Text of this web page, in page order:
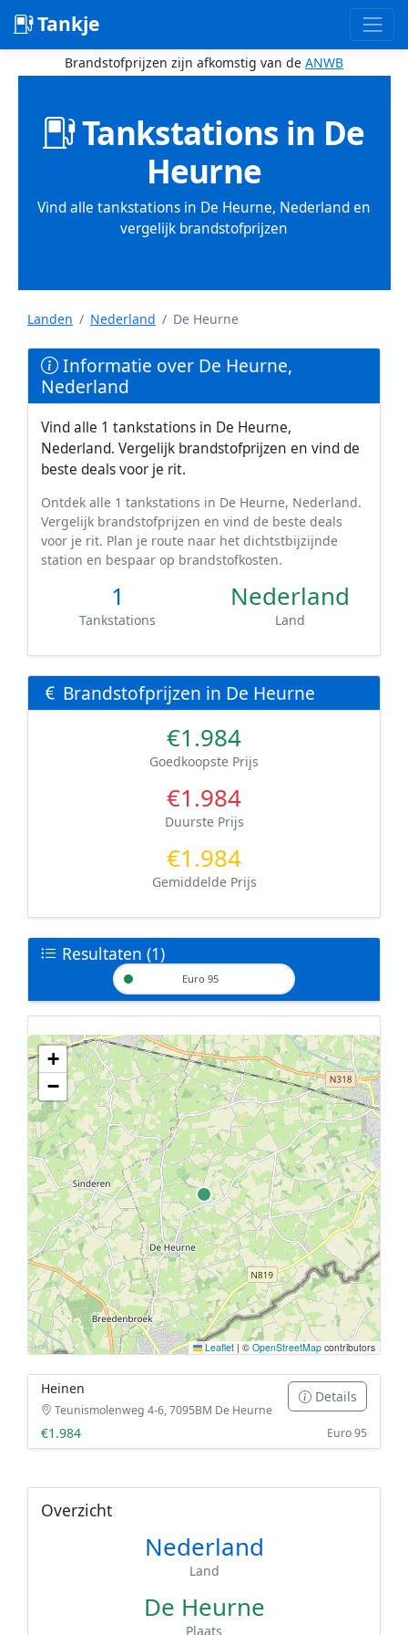
Tankje
Brandstofprijzen zijn afkomstig van de ANWB
Tankstations in De
Heurne
Vind alle tankstations in De Heurne, Nederland en
vergelijk brandstofprijzen
Landen Nederland De Heurne
Informatie over De Heurne,
Nederland
Vind alle 1 tankstations in De Heurne,
Nederland. Vergelijk brandstofprijzen en vind de
beste deals voor je rit.
Ontdek alle 1 tankstations in De Heurne, Nederland.
Vergelijk brandstofprijzen en vind de beste deals
voor je rit. Plan je route naar het dichtstbijzijnde
station en bespaar op brandstofkosten.
1
Tankstations
Nederland
Land
Brandstofprijzen in De Heurne
€1.984
Goedkoopste Prijs
€1.984
Duurste Prijs
€1.984
Gemiddelde Prijs
Resultaten (1)
Euro 95
Geen tankstations met locatiegegevens gevonden.
De kaart kan niet worden weergegeven zonder GPS coördinaten.
+
−
Leaflet | © OpenStreetMap contributors
Heinen
Teunismolenweg 4-6, 7095BM De Heurne
Details
€1.984 Euro 95
Overzicht
Nederland
Land
De Heurne
Plaats